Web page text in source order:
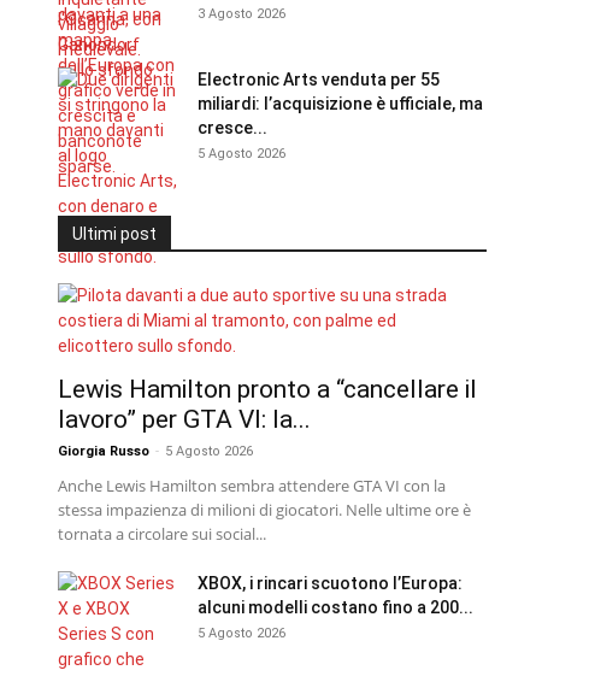
3 Agosto 2026
Electronic Arts venduta per 55
miliardi: l’acquisizione è ufficiale, ma
cresce...
5 Agosto 2026
Ultimi post
Lewis Hamilton pronto a “cancellare il
lavoro” per GTA VI: la...
Giorgia Russo - 5 Agosto 2026
Anche Lewis Hamilton sembra attendere GTA VI con la
stessa impazienza di milioni di giocatori. Nelle ultime ore è
tornata a circolare sui social...
XBOX, i rincari scuotono l’Europa:
alcuni modelli costano fino a 200...
5 Agosto 2026